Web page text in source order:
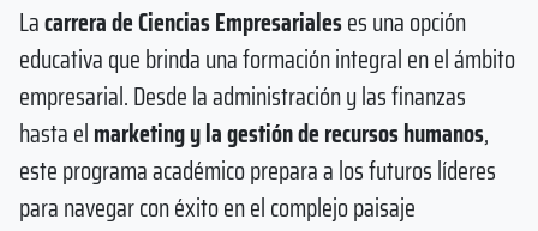
Lacarrera deCiencias Empresarialeses una opción
educativa que brinda una formación integral en el ámbito
empresarial. Desde la administración y las finanzas
hasta elmarketing y la gestión de recursos humanos,
este programa académico prepara a los futuros líderes
para navegar con éxito en el complejo paisaje